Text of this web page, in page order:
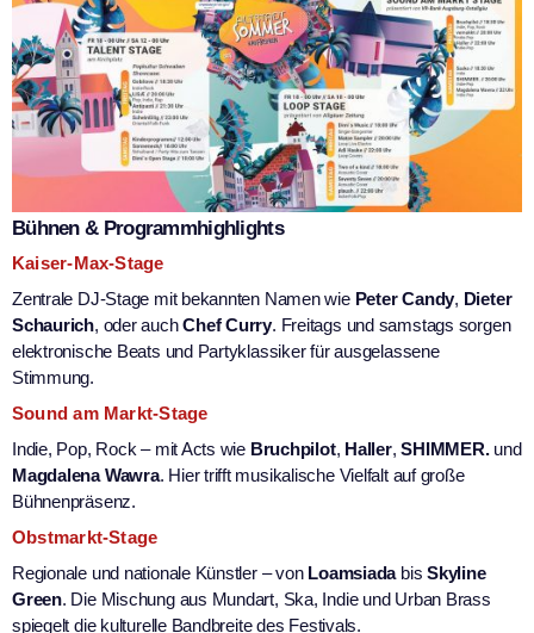
Bühnen & Programmhighlights
Kaiser-Max-Stage
Zentrale DJ-Stage mit bekannten Namen wie Peter Candy, Dieter
Schaurich, oder auchChef Curry. Freitags und samstags sorgen
elektronische Beats und Partyklassiker für ausgelassene
Stimmung.
Sound am Markt-Stage
Indie, Pop, Rock – mit Acts wie Bruchpilot, Haller,SHIMMER.und
Magdalena Wawra. Hier trifft musikalische Vielfalt auf große
Bühnenpräsenz.
Obstmarkt-Stage
Regionale und nationale Künstler – von LoamsiadabisSkyline
Green. Die Mischung aus Mundart, Ska, Indie und Urban Brass
spiegelt die kulturelle Bandbreite des Festivals.